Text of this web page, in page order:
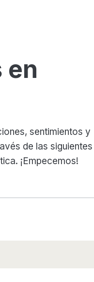
en
sentimientos y
de las
¡Empecemos!